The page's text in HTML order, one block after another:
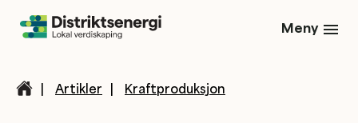
Meny
Artikler Kraftproduksjon